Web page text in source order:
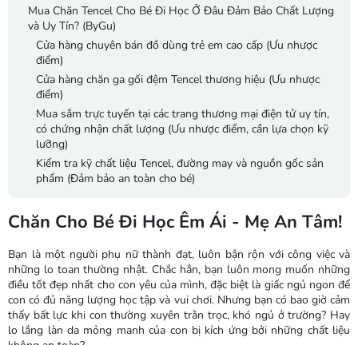
Mua Chăn Tencel Cho Bé Đi Học Ở Đâu Đảm Bảo Chất Lượng
và Uy Tín? (ByGu)
Cửa hàng chuyên bán đồ dùng trẻ em cao cấp (Ưu nhược
điểm)
Cửa hàng chăn ga gối đệm Tencel thương hiệu (Ưu nhược
điểm)
Mua sắm trực tuyến tại các trang thương mại điện tử uy tín,
có chứng nhận chất lượng (Ưu nhược điểm, cần lựa chọn kỹ
lưỡng)
Kiểm tra kỹ chất liệu Tencel, đường may và nguồn gốc sản
phẩm (Đảm bảo an toàn cho bé)
Chăn Cho Bé Đi Học Êm Ái - Mẹ An Tâm!
Bạn là một người phụ nữ thành đạt, luôn bận rộn với công việc và
những lo toan thường nhật. Chắc hẳn, bạn luôn mong muốn những
điều tốt đẹp nhất cho con yêu của mình, đặc biệt là giấc ngủ ngon để
con có đủ năng lượng học tập và vui chơi. Nhưng bạn có bao giờ cảm
thấy bất lực khi con thường xuyên trằn trọc, khó ngủ ở trường? Hay
lo lắng làn da mỏng manh của con bị kích ứng bởi những chất liệu